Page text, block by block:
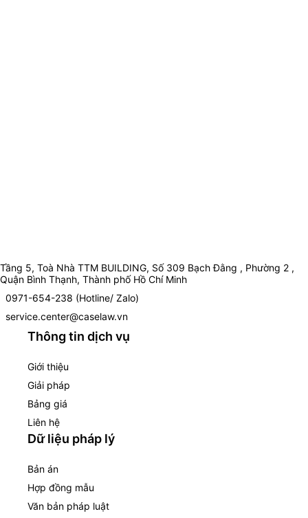
Tầng 5, Toà Nhà TTM BUILDING, Số 309 Bạch Đằng , Phường 2 ,
Quận Bình Thạnh, Thành phố Hồ Chí Minh
0971-654-238 (Hotline/ Zalo)
service.center@caselaw.vn
Thông tin dịch vụ
Giới thiệu
Giải pháp
Bảng giá
Liên hệ
Dữ liệu pháp lý
Bản án
Hợp đồng mẫu
Văn bản pháp luật